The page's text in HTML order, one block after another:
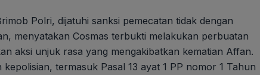
Polri, dijatuhi sanksi pemecatan tidak dengan
menyatakan Cosmas terbukti melakukan perbuatan
aksi unjuk rasa yang mengakibatkan kematian Affan.
termasuk Pasal 13 ayat 1 PP nomor 1 Tahun